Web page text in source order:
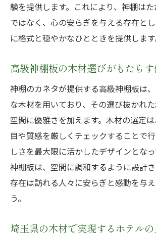
験を提供します。これにより、神棚は
ではなく、心の安らぎを与える存在と
に格式と穏やかなひとときを提供します
高級神棚板の木材選びがもたら
神棚のカネタが提供する高級神棚板は
な木材を用いており、その選び抜かれ
空間に優雅さを加えます。木材の選定
目や質感を厳しくチェックすることで
しさを最大限に活かしたデザインとな
神棚板は、空間に調和するように設計
存在は訪れる人々に安らぎと感動を与
う。
埼玉県の木材で実現するホテル